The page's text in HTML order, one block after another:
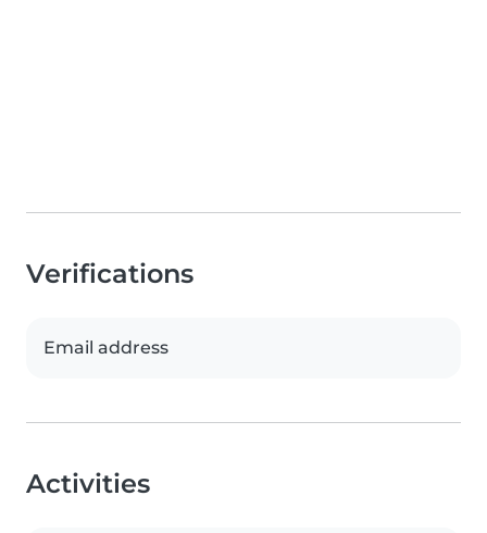
Verifications
Email address
Activities